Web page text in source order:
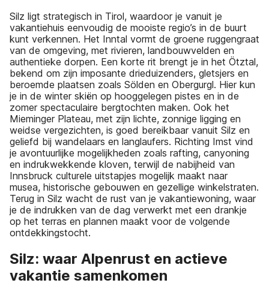
Silz ligt strategisch in Tirol, waardoor je vanuit je
vakantiehuis eenvoudig de mooiste regio’s in de buurt
kunt verkennen. Het Inntal vormt de groene ruggengraat
van de omgeving, met rivieren, landbouwvelden en
authentieke dorpen. Een korte rit brengt je in het Ötztal,
bekend om zijn imposante drieduizenders, gletsjers en
beroemde plaatsen zoals Sölden en Obergurgl. Hier kun
je in de winter skiën op hooggelegen pistes en in de
zomer spectaculaire bergtochten maken. Ook het
Mieminger Plateau, met zijn lichte, zonnige ligging en
weidse vergezichten, is goed bereikbaar vanuit Silz en
geliefd bij wandelaars en langlaufers. Richting Imst vind
je avontuurlijke mogelijkheden zoals rafting, canyoning
en indrukwekkende kloven, terwijl de nabijheid van
Innsbruck culturele uitstapjes mogelijk maakt naar
musea, historische gebouwen en gezellige winkelstraten.
Terug in Silz wacht de rust van je vakantiewoning, waar
je de indrukken van de dag verwerkt met een drankje
op het terras en plannen maakt voor de volgende
ontdekkingstocht.
Silz: waar Alpenrust en actieve
vakantie samenkomen